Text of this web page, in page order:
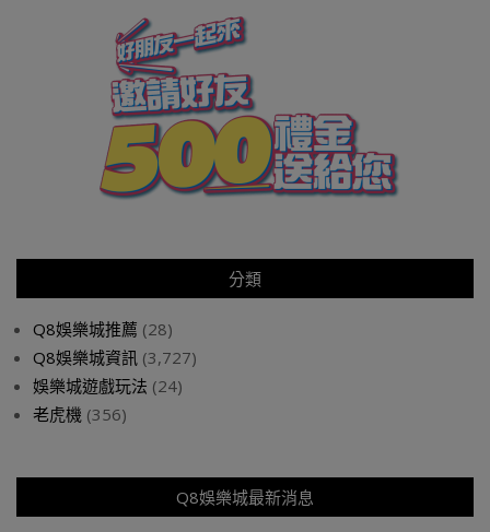
分類
Q8娛樂城推薦 (28)
Q8娛樂城資訊 (3,727)
娛樂城遊戲玩法 (24)
老虎機 (356)
Q8娛樂城最新消息